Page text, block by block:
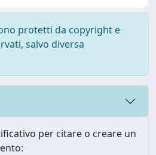
protetti da copyright e
salvo diversa
per citare o creare un